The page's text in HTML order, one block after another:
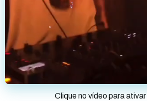
Clique no vídeo para